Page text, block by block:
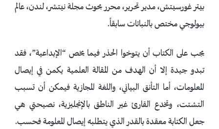
بيتر غورسيتش، مدير تحرير، محرر بحوث مجلة نيتشر، لندن، عالم
بيولوجي مختص بالنباتات سابقاً.
يجب على الكتاب أن يتوخوا الحذر فيما يخص “الإبداعية”، فقد
تبدو جيدة إلا أن الهدف من المقالة العلمية يكمن في إيصال
المعلومات، أما التأنق البياني، واللغة المجازية فيمكن أن تسبب
التشتت، وتخدع القارئ غير الناطق بالإنجليزية، نصيحتي هي
جعل الكتابة معقدة بالقدر الذي يتطلبه إيصال المعلومة فحسب.